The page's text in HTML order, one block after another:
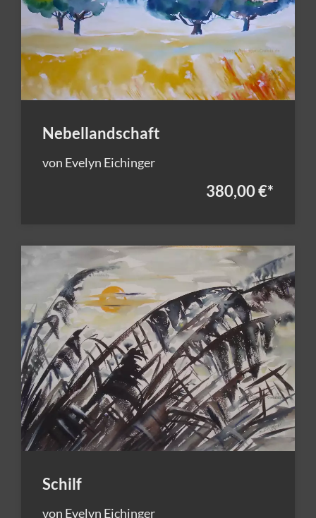
Nebellandschaft
von Evelyn Eichinger
380,00 €*
Schilf
von Evelyn Eichinger